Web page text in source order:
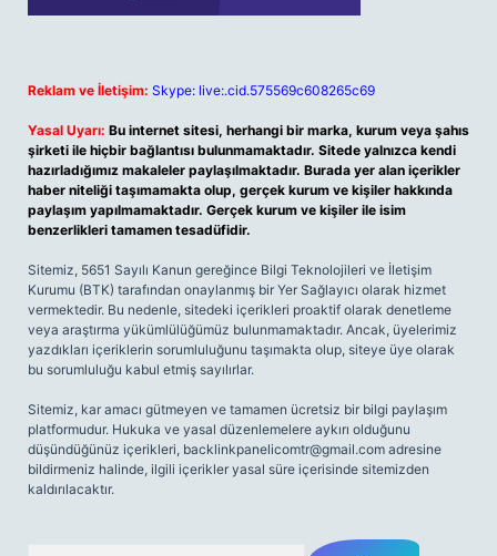
Reklam ve İletişim: Skype: live:.cid.575569c608265c69
Yasal Uyarı: Bu internet sitesi, herhangi bir marka, kurum veya şahıs
şirketi ile hiçbir bağlantısı bulunmamaktadır. Sitede yalnızca kendi
hazırladığımız makaleler paylaşılmaktadır. Burada yer alan içerikler
haber niteliği taşımamakta olup, gerçek kurum ve kişiler hakkında
paylaşım yapılmamaktadır. Gerçek kurum ve kişiler ile isim
benzerlikleri tamamen tesadüfidir.
Sitemiz, 5651 Sayılı Kanun gereğince Bilgi Teknolojileri ve İletişim
Kurumu (BTK) tarafından onaylanmış bir Yer Sağlayıcı olarak hizmet
vermektedir. Bu nedenle, sitedeki içerikleri proaktif olarak denetleme
veya araştırma yükümlülüğümüz bulunmamaktadır. Ancak, üyelerimiz
yazdıkları içeriklerin sorumluluğunu taşımakta olup, siteye üye olarak
bu sorumluluğu kabul etmiş sayılırlar.
Sitemiz, kar amacı gütmeyen ve tamamen ücretsiz bir bilgi paylaşım
platformudur. Hukuka ve yasal düzenlemelere aykırı olduğunu
düşündüğünüz içerikleri, backlinkpanelicomtr@gmail.com adresine
bildirmeniz halinde, ilgili içerikler yasal süre içerisinde sitemizden
kaldırılacaktır.